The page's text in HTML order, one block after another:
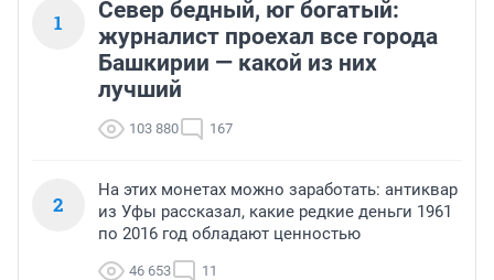
1
Север бедный, юг богатый:
журналист проехал все города
Башкирии — какой из них
лучший
103 880 167
2
На этих монетах можно заработать: антиквар
из Уфы рассказал, какие редкие деньги 1961
по 2016 год обладают ценностью
46 653 11